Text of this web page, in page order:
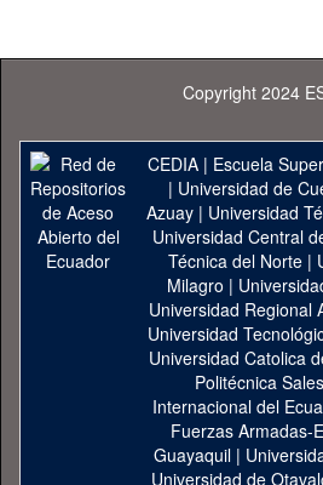
Copyright 2024
CEDIA| Escuela
| Universidad de
Azuay| Universidad
Universidad Central
Técnica del Norte |
Milagro |
Universidad Regional
Universidad
Universidad Catolica
Politécnica
Internacional del
Fuerzas Armadas-
Guayaquil|
Universidad de